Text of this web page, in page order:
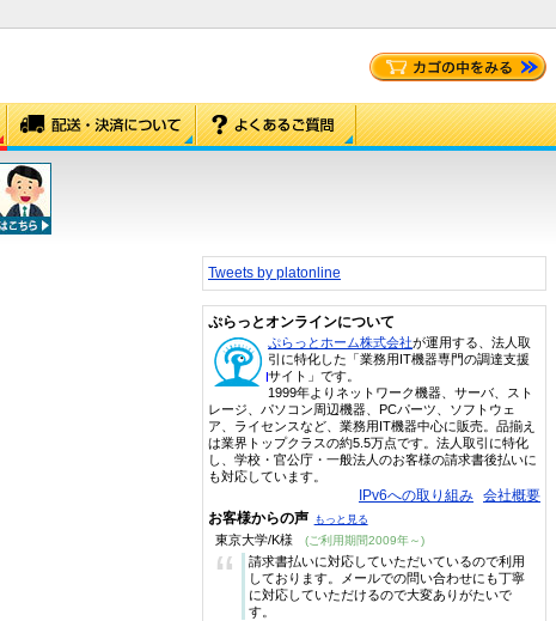
Tweets by platonline
ぷらっとオンラインについて
ぷらっとホーム株式会社が運用する、法人取
引に特化した「業務用IT機器専門の調達支援
サイト」です。
1999年よりネットワーク機器、サーバ、スト
レージ、パソコン周辺機器、PCパーツ、ソフトウェ
ア、ライセンスなど、業務用IT機器中心に販売。品揃え
は業界トップクラスの約5.5万点です。法人取引に特化
し、学校・官公庁・一般法人のお客様の請求書後払いに
も対応しています。
IPv6への取り組み 会社概要
お客様からの声 もっと見る
東京大学/K様 (ご利用期間2009年～)
“
請求書払いに対応していただいているので利用
しております。メールでの問い合わせにも丁寧
に対応していただけるので大変ありがたいで
す。